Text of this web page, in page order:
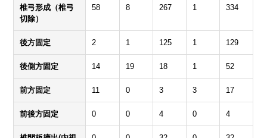
椎弓形成（椎弓
切除）
58 8 267 1 334
後方固定 2 1 125 1 129
後側方固定 14 19 18 1 52
前方固定 11 0 3 3 17
前後方固定 0 0 4 0 4